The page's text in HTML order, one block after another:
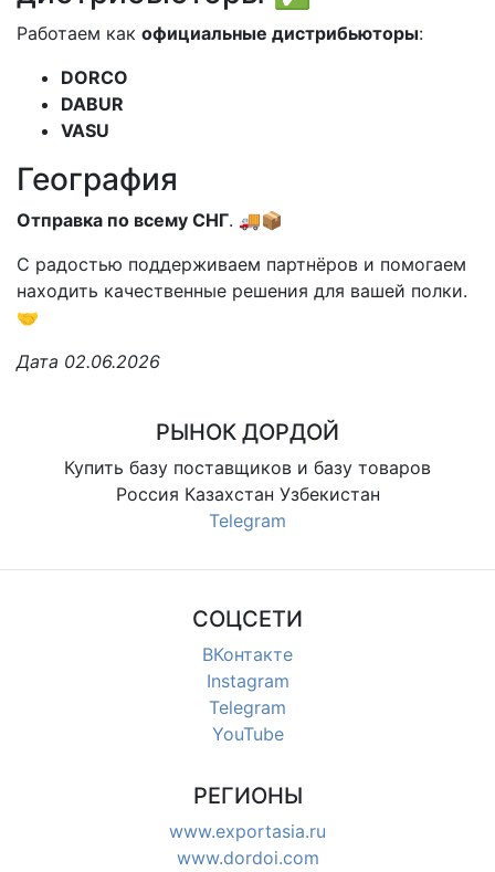
Работаем как официальные дистрибьюторы:
DORCO
DABUR
VASU
География
Отправка по всему СНГ. 🚚📦
С радостью поддерживаем партнёров и помогаем
находить качественные решения для вашей полки.
🤝
Дата 02.06.2026
РЫНОК ДОРДОЙ
Купить базу поставщиков и базу товаров
Россия Казахстан Узбекистан
Telegram
СОЦСЕТИ
ВКонтакте
Instagram
Telegram
YouTube
РЕГИОНЫ
www.exportasia.ru
www.dordoi.com